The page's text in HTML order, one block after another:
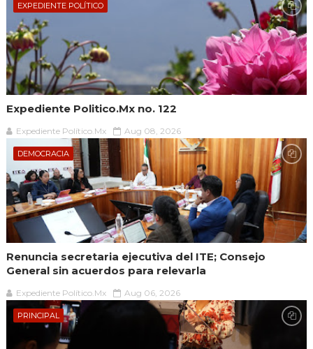
EXPEDIENTE POLÍTICO
Expediente Politico.Mx no. 122
Expediente Político.Mx Aug 08, 2026
DEMOCRACIA
Renuncia secretaria ejecutiva del ITE; Consejo
General sin acuerdos para relevarla
Expediente Político.Mx Aug 06, 2026
PRINCIPAL